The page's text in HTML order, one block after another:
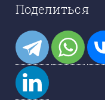
Поделиться